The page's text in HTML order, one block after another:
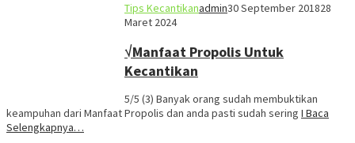
Tips Kecantikanadmin30 September 201828
Maret 2024
√Manfaat Propolis Untuk
Kecantikan
5/5 (3) Banyak orang sudah membuktikan
keampuhan dari Manfaat Propolis dan anda pasti sudah sering I Baca
Selengkapnya…